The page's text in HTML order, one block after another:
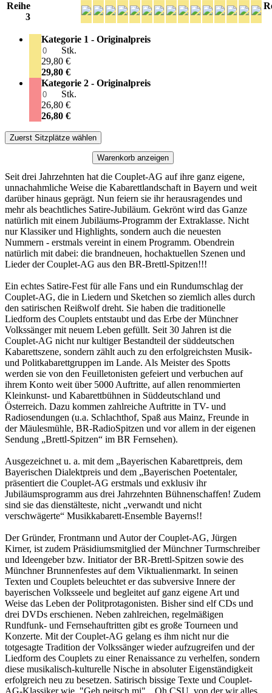
Reihe
3
Kategorie 1 - Originalpreis
Stk.
29,80 €
29,80 €
Kategorie 2 - Originalpreis
Stk.
26,80 €
26,80 €
Zuerst Sitzplätze wählen
Warenkorb anzeigen
Seit drei Jahrzehnten hat die Couplet-AG auf ihre ganz eigene,
unnachahmliche Weise die Kabarettlandschaft in Bayern und weit
darüber hinaus geprägt. Nun feiern sie ihr herausragendes und
mehr als beachtliches Satire-Jubiläum. Gekrönt wird das Ganze
natürlich mit einem Jubiläums-Programm der Extraklasse. Nicht
nur Klassiker und Highlights, sondern auch die neuesten
Nummern - erstmals vereint in einem Programm. Obendrein
natürlich mit dabei: die brandneuen, hochaktuellen Szenen und
Lieder der Couplet-AG aus den BR-Brettl-Spitzen!!!
Ein echtes Satire-Fest für alle Fans und ein Rundumschlag der
Couplet-AG, die in Liedern und Sketchen so ziemlich alles durch
den satirischen Reißwolf dreht. Sie haben die traditionelle
Liedform des Couplets entstaubt und das Erbe der Münchner
Volkssänger mit neuem Leben gefüllt. Seit 30 Jahren ist die
Couplet-AG nicht nur kultiger Bestandteil der süddeutschen
Kabarettszene, sondern zählt auch zu den erfolgreichsten Musik-
und Politkabarettgruppen im Lande. Als Meister des Spotts
werden sie von den Feuilletonisten gefeiert und verbuchen auf
ihrem Konto weit über 5000 Auftritte, auf allen renommierten
Kleinkunst- und Kabarettbühnen in Süddeutschland und
Österreich. Dazu kommen zahlreiche Auftritte in TV- und
Radiosendungen (u.a. Schlachthof, Spaß aus Mainz, Freunde in
der Mäulesmühle, BR-RadioSpitzen und vor allem in der eigenen
Sendung „Brettl-Spitzen“ im BR Fernsehen).
Ausgezeichnet u. a. mit dem „Bayerischen Kabarettpreis, dem
Bayerischen Dialektpreis und dem „Bayerischen Poetentaler,
präsentiert die Couplet-AG erstmals und exklusiv ihr
Jubiläumsprogramm aus drei Jahrzehnten Bühnenschaffen! Zudem
sind sie das dienstälteste, nicht „verwandt und nicht
verschwägerte“ Musikkabarett-Ensemble Bayerns!!
Der Gründer, Frontmann und Autor der Couplet-AG, Jürgen
Kirner, ist zudem Präsidiumsmitglied der Münchner Turmschreiber
und Ideengeber bzw. Initiator der BR-Brettl-Spitzen sowie des
Münchner Brunnenfestes auf dem Viktualienmarkt. In seinen
Texten und Couplets beleuchtet er das subversive Innere der
bayerischen Volksseele und begleitet auf ganz eigene Art und
Weise das Leben der Politprotagonisten. Bisher sind elf CDs und
drei DVDs erschienen. Neben zahlreichen, regelmäßigen
Rundfunk- und Fernsehauftritten gibt es große Tourneen und
Konzerte. Mit der Couplet-AG gelang es ihm nicht nur die
totgesagte Tradition der Volkssänger wieder aufzugreifen und der
Liedform des Couplets zu einer Renaissance zu verhelfen, sondern
diese musikalisch-kulturelle Nische in absoluter Eigenständigkeit
erfolgreich neu zu besetzen. Satirisch bissige Texte und Couplet-